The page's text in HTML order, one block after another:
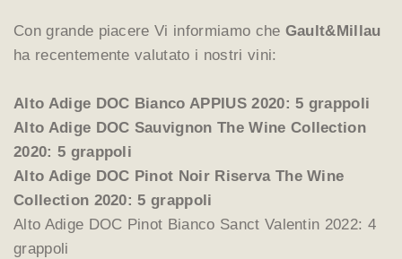
Con grande piacere Vi informiamo che Gault&Millau
ha recentemente valutato i nostri vini:
Alto Adige DOC Bianco APPIUS 2020: 5 grappoli
Alto Adige DOC Sauvignon The Wine Collection
2020: 5 grappoli
Alto Adige DOC Pinot Noir Riserva The Wine
Collection 2020: 5 grappoli
Alto Adige DOC Pinot Bianco Sanct Valentin 2022: 4
grappoli